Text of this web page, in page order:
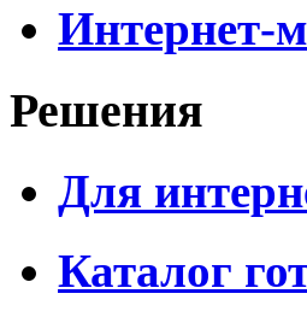
Интернет-
Решения
Для
Каталог